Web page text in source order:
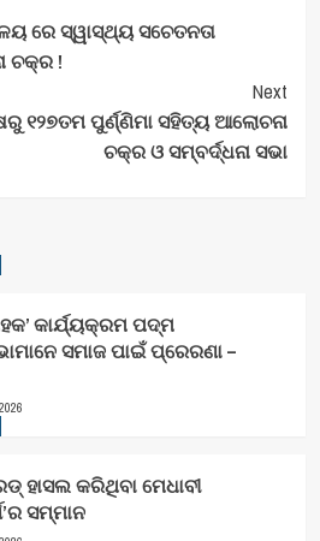
ରେ ସ୍ୱାସ୍ଥ୍ୟ ସଚେତନତା
ଚକ୍ର !
Next
୧୨୭ତମ ପୁର୍ଣ୍ଣିମା ସହିତ୍ୟ ଆଲୋଚନା
ଚକ୍ର ଓ ସମ୍ବର୍ଦ୍ଧନା ସଭା
କାର୍ଯ୍ୟକ୍ରମ ପଦ୍ମ
ସମାଜ ପାଇଁ ପ୍ରେରଣା –
ହାସଲ କରିଥିବା ମେଧାବୀ
ସମ୍ମାନ